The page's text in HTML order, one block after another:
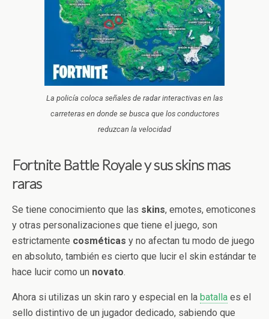
La policía coloca señales de radar interactivas en las
carreteras en donde se busca que los conductores
reduzcan la velocidad
Fortnite Battle Royale y sus skins mas
raras
Se tiene conocimiento que las skins, emotes, emoticones
y otras personalizaciones que tiene el juego, son
estrictamente cosméticas y no afectan tu modo de juego
en absoluto, también es cierto que lucir el skin estándar te
hace lucir como un novato.
Ahora si utilizas un skin raro y especial en la batalla es el
sello distintivo de un jugador dedicado, sabiendo que